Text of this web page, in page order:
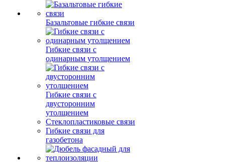
Базальтовые гибкие связи
Гибкие связи с
одинарным утолщением
Гибкие связи с
двусторонним
утолщением
Стеклопластиковые связи
Гибкие связи для
газобетона